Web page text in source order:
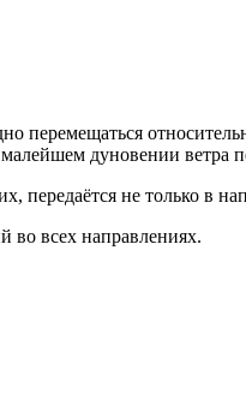
перемещаться
дуновении ветра
передаётся не только в
во всех направлениях.